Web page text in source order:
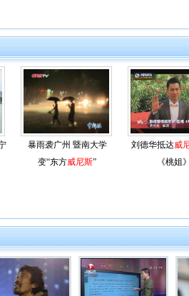
暴雨袭广州 暨南大学
变“东方威尼斯”
刘德华抵达威
《桃姐